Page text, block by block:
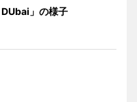
DUbai」の様子